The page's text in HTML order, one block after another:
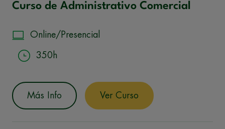
Curso de Administrativo Comercial
Online/Presencial
350h
Más Info Ver Curso